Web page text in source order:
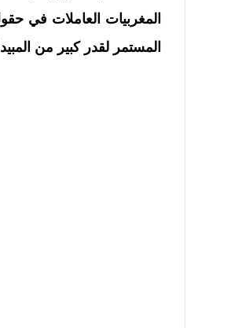
المغربيات العاملات في
المستمر لقدر كبير من